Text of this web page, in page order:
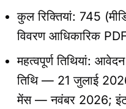
कुल रिक्तियां: 745
विवरण आधिकारिक
महत्वपूर्ण तिथियां:
तिथि — 21 जुलाई
मेंस — नवंबर 2026;